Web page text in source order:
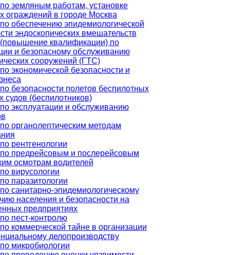
земляным работам, установке
ограждений в городе Москва
обеспечению эпидемиологической
эндоскопических вмешательств
квалификации) по
и безопасному обслуживанию
сооружений (ГТС)
экономической безопасности и
безопасности полетов беспилотных
судов (беспилотников)
эксплуатации и обслуживанию
органолептическим методам
рентгенологии
предрейсовым и послерейсовым
осмотрам водителей
вирусологии
паразитологии
санитарно-эпидемиологическому
населения и безопасности на
предприятиях
пест-контролю
коммерческой тайне в организации
делопроизводству
микробиологии